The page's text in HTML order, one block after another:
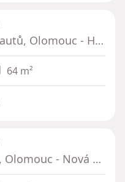
tř. Kosmonautů, Olomouc - Hodolany, Olomoucký kraj
64 m²
Wolkerova, Olomouc - Nová Ulice, Olomoucký kraj